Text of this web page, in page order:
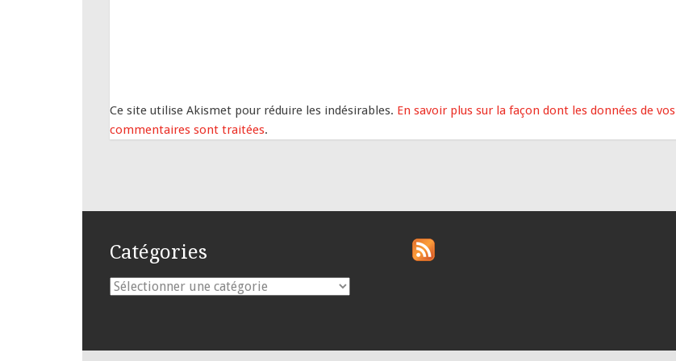
Ce site utilise Akismet pour réduire les indésirables. En savoir plus sur la façon dont les données de vos
commentaires sont traitées.
Catégories
Catégories